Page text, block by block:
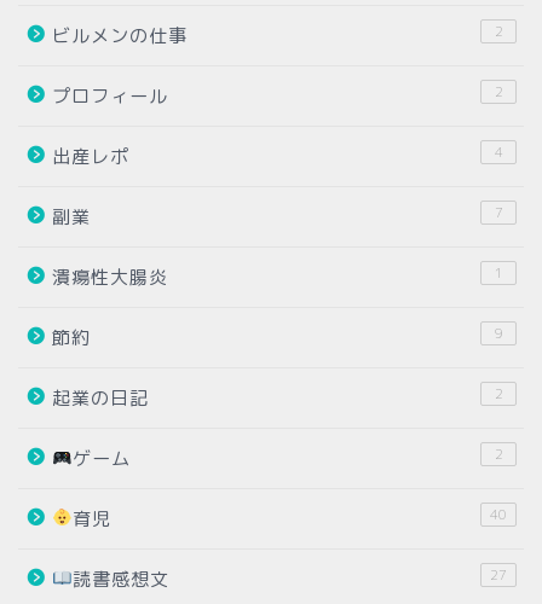
ビルメンの仕事 2
プロフィール 2
出産レポ 4
副業 7
潰瘍性大腸炎 1
節約 9
起業の日記 2
ゲーム 2
育児 40
読書感想文 27